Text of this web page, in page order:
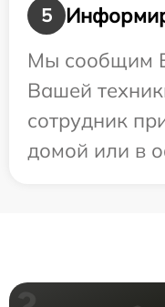
5
Мы сообщим
Вашей
сотрудник
домой или в